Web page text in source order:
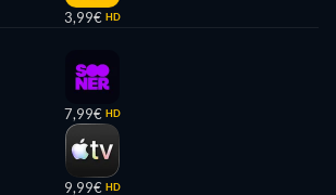
3,99€ HD
7,99€ HD
9,99€ HD